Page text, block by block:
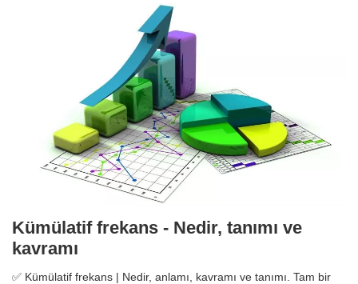
Kümülatif frekans - Nedir, tanımı ve
kavramı
✅ Kümülatif frekans | Nedir, anlamı, kavramı ve tanımı. Tam bir